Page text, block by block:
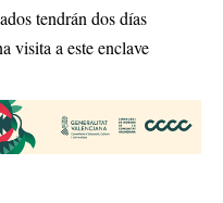
tendrán dos días
visita a este enclave